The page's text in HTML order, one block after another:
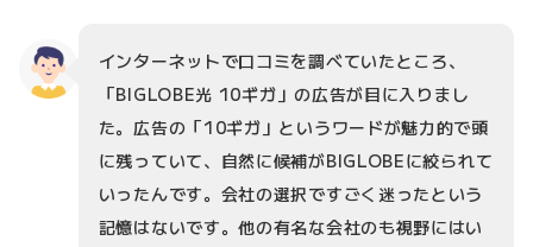
インターネットで口コミを調べていたところ、
「BIGLOBE光 10ギガ」の広告が目に入りまし
た。広告の「10ギガ」というワードが魅力的で頭
に残っていて、自然に候補がBIGLOBEに絞られて
いったんです。会社の選択ですごく迷ったという
記憶はないです。他の有名な会社のも視野にはい